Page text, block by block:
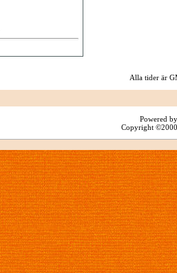
Alla tider är
Powered
Copyright